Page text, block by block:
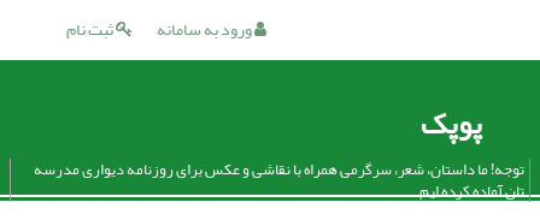
ثبت نام ورود به سامانه
پوپک
توجه! ما داستان، شعر، سرگرمی همراه با نقاشی و عکس برای روزنامه دیواری مدرسه
تان آماده کرده ایم.